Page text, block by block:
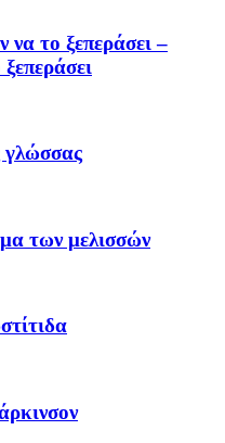
να το ξεπεράσει –
των μελισσών